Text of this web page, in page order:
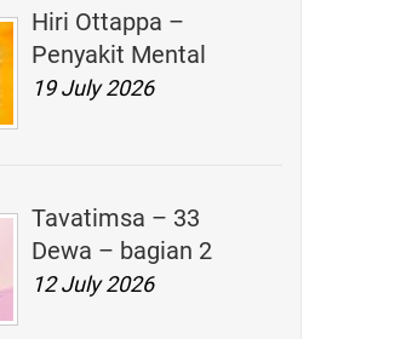
Hiri Ottappa –
Penyakit Mental
19 July 2026
Tavatimsa – 33
Dewa – bagian 2
12 July 2026